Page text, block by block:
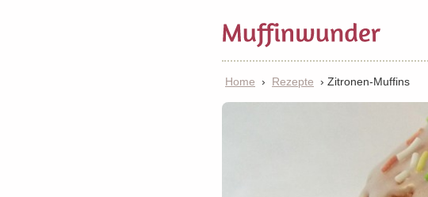
Home › Rezepte › Zitronen-Muffins